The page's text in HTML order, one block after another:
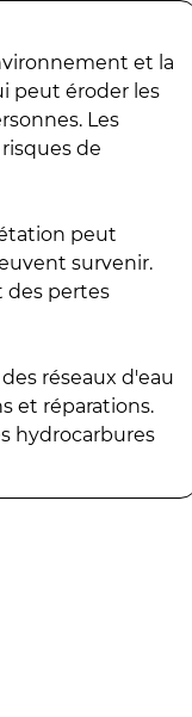
et la
peut éroder les
Les
de
peut
survenir.
des pertes
réseaux d'eau
et réparations.
hydrocarbures